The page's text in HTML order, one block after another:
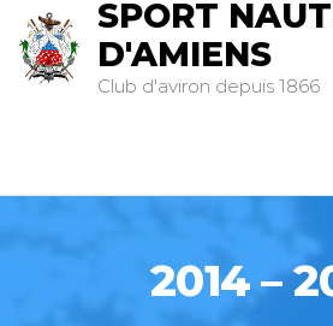
SPORT
D'AMIENS
Club d'aviron depuis 1866
2014 –